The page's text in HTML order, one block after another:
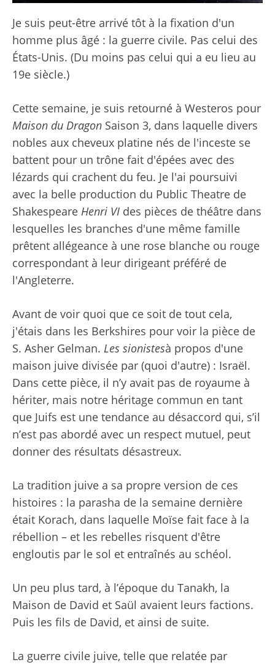
Je suis peut-être arrivé tôt à la fixation d'un
homme plus âgé : la guerre civile. Pas celui des
États-Unis. (Du moins pas celui qui a eu lieu au
19e siècle.)
Cette semaine, je suis retourné à Westeros pour
Maison du Dragon Saison 3, dans laquelle divers
nobles aux cheveux platine nés de l'inceste se
battent pour un trône fait d'épées avec des
lézards qui crachent du feu. Je l'ai poursuivi
avec la belle production du Public Theatre de
Shakespeare Henri VI des pièces de théâtre dans
lesquelles les branches d'une même famille
prêtent allégeance à une rose blanche ou rouge
correspondant à leur dirigeant préféré de
l'Angleterre.
Avant de voir quoi que ce soit de tout cela,
j'étais dans les Berkshires pour voir la pièce de
S. Asher Gelman. Les sionistesà propos d'une
maison juive divisée par (quoi d'autre) : Israël.
Dans cette pièce, il n’y avait pas de royaume à
hériter, mais notre héritage commun en tant
que Juifs est une tendance au désaccord qui, s’il
n’est pas abordé avec un respect mutuel, peut
donner des résultats désastreux.
La tradition juive a sa propre version de ces
histoires : la parasha de la semaine dernière
était Korach, dans laquelle Moïse fait face à la
rébellion – et les rebelles risquent d'être
engloutis par le sol et entraînés au schéol.
Un peu plus tard, à l’époque du Tanakh, la
Maison de David et Saül avaient leurs factions.
Puis les fils de David, et ainsi de suite.
La guerre civile juive, telle que relatée par